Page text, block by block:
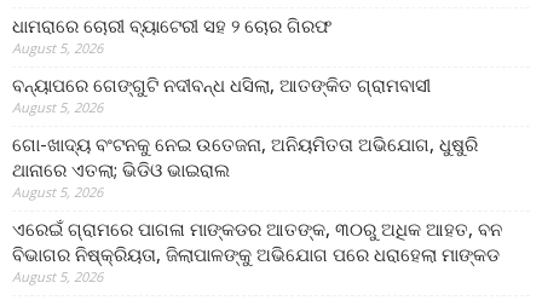
ଧାମରାରେ ଚୋରୀ ବ୍ୟାଟେରୀ ସହ ୨ ଚୋର ଗିରଫ
August 5, 2026
ବନ୍ୟାପରେ ଗେଙ୍ଗୁଟି ନଦୀବନ୍ଧ ଧସିଲା, ଆତଙ୍କିତ ଗ୍ରାମବାସୀ
August 5, 2026
ଗୋ-ଖାଦ୍ୟ ବଂଟନକୁ ନେଇ ଉତେଜନା, ଅନିୟମିତତା ଅଭିଯୋଗ, ଧୁଷୁରି
ଥାନାରେ ଏତଲା; ଭିଡିଓ ଭାଇରାଲ
August 5, 2026
ଏରେଇଁ ଗ୍ରାମରେ ପାଗଳା ମାଙ୍କଡର ଆତଙ୍କ, ୩୦ରୁ ଅଧିକ ଆହତ, ବନ
ବିଭାଗର ନିଷ୍କ୍ରିୟତା, ଜିଲାପାଳଙ୍କୁ ଅଭିଯୋଗ ପରେ ଧରାହେଲା ମାଙ୍କଡ
August 5, 2026